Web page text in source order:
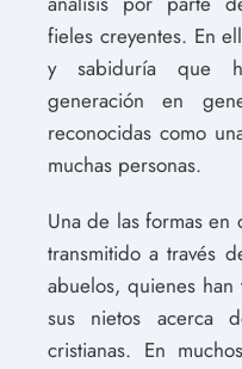
fieles creyentes. En
y sabiduría que
generación en
reconocidas como
muchas personas.
Una de las formas en
transmitido a través
abuelos, quienes
sus nietos acerca
cristianas. En